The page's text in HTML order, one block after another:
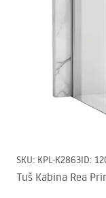
SKU: KPL-K2863ID:
Tuš Kabina Rea